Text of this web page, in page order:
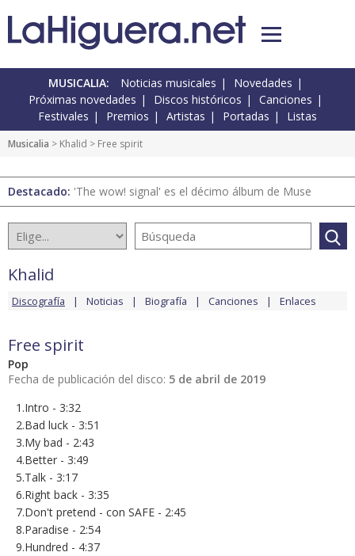
MUSICALIA: Noticias musicales
Novedades
Próximas novedades
Discos históricos
Canciones
Festivales
Premios Artistas Portadas Listas
Musicalia > Khalid > Free spirit
Destacado: 'The wow! signal' es el décimo álbum de Muse
Khalid
Discografía Noticias Biografía Canciones Enlaces
Free spirit
Pop
Fecha de publicación del disco: 5 de abril de 2019
1.Intro - 3:32
2.Bad luck - 3:51
3.My bad - 2:43
4.Better - 3:49
5.Talk - 3:17
6.Right back - 3:35
7.Don't pretend - con SAFE - 2:45
8.Paradise - 2:54
9.Hundred - 4:37